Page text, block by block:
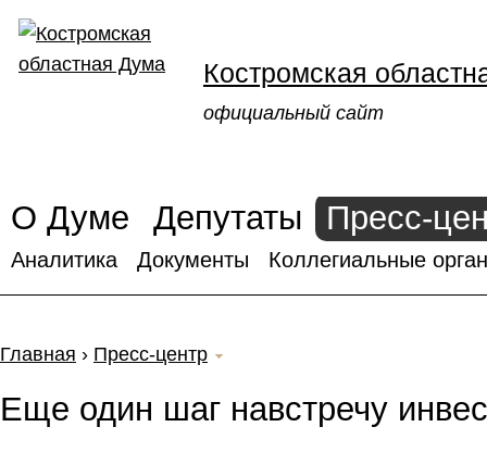
Костромская
официальный сайт
О Думе Депутаты Пресс-
Аналитика Документы Коллегиальные
Главная › Пресс-центр
Еще один шаг навстречу